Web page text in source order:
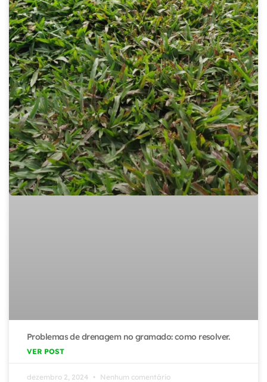
Problemas de drenagem no gramado: como resolver.
VER POST
dezembro 2, 2024 Nenhum comentário